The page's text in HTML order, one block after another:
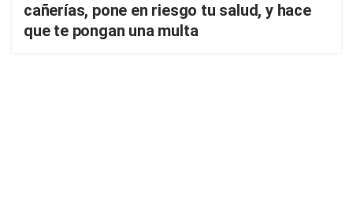
cañerías, pone en riesgo tu salud, y hace
que te pongan una multa